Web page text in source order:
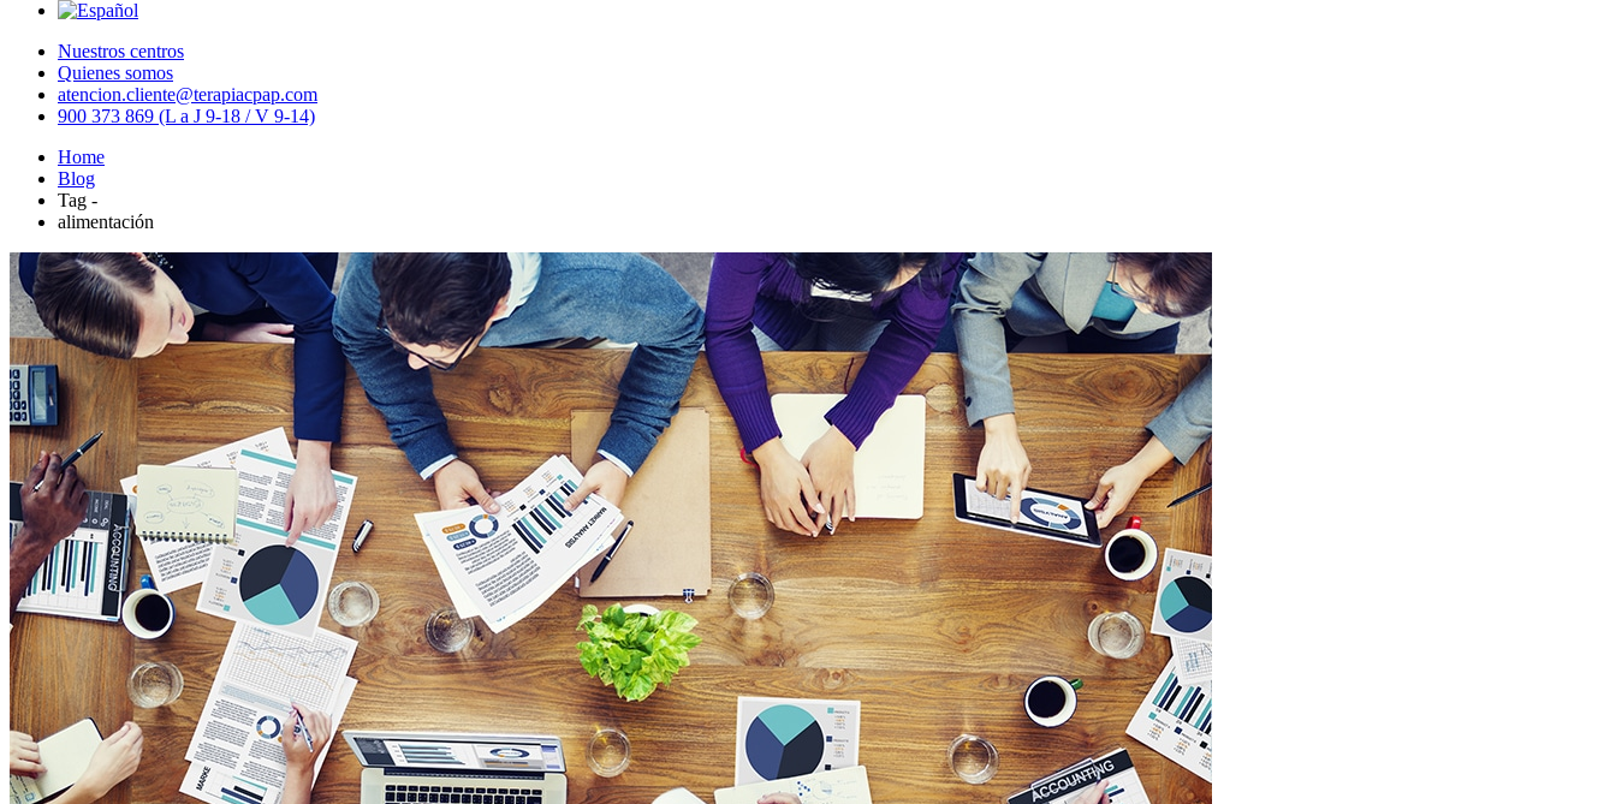
Nuestros centros
Quienes somos
atencion.cliente@terapiacpap.com
900 373 869 (L a J 9-18 / V 9-14)
Home
Blog
Tag -
alimentación